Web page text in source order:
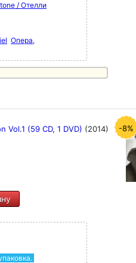
/ Отелли
Опера,
Vol.1 (59 CD, 1 DVD) (2014) -8%